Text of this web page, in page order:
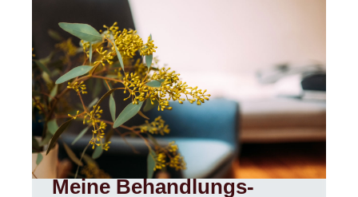
Meine Behandlungs­